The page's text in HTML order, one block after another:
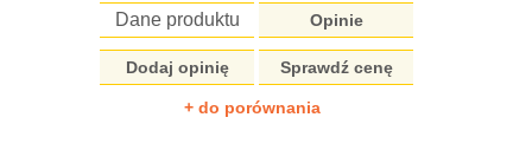
Dane produktu Opinie
Dodaj opinię Sprawdź cenę
+ do porównania